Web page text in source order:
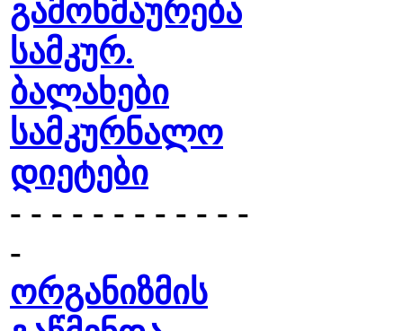
გამოხმაურება
სამკურ.
ბალახები
სამკურნალო
დიეტები
- - - - - - - - - - - -
-
ორგანიზმის